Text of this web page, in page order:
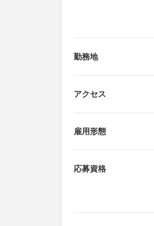
勤務地
アクセス
雇用形態
応募資格